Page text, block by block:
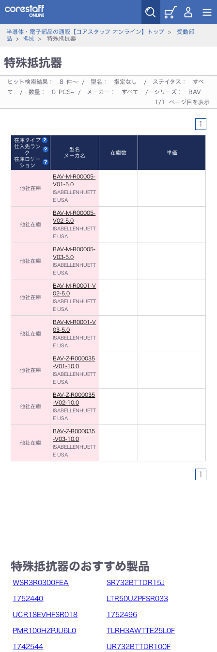
半導体・電子部品の通販【コアスタッフ オンライン】トップ>
受動部
品 > 抵抗> 特殊抵抗器
特殊抵抗器
ヒット検索結果： 8 件～ / 型名： 指定なし / ステイタス：
すべ
て
/ 数量： 0 PCS~ / メーカー： すべて / シリーズ：
BAV
1/1 ページ目を表示
1
在庫タイプ
仕入先ラン
ク
在庫ロケー
ション
型名
メーカ名
在庫数 単価
他社在庫
BAV-M-R00005-
V01-5.0
ISABELLENHUETT
E USA
他社在庫
BAV-M-R00005-
V02-5.0
ISABELLENHUETT
E USA
他社在庫
BAV-M-R00005-
V03-5.0
ISABELLENHUETT
E USA
他社在庫
BAV-M-R0001-V
02-5.0
ISABELLENHUETT
E USA
他社在庫
BAV-M-R0001-V
03-5.0
ISABELLENHUETT
E USA
他社在庫
BAV-Z-R000035
-V01-10.0
ISABELLENHUETT
E USA
他社在庫
BAV-Z-R000035
-V02-10.0
ISABELLENHUETT
E USA
他社在庫
BAV-Z-R000035
-V03-10.0
ISABELLENHUETT
E USA
1
特殊抵抗器のおすすめ製品
WSR3R0300FEA SR732BTTDR15J
1752440 LTR50UZPFSR033
UCR18EVHFSR018 1752496
PMR100HZPJU6L0 TLRH3AWTTE25L0F
1742544 UR732BTTDR100F